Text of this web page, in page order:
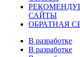
САЙТЫ
ОБРАТНАЯ
В разработке
В разработке